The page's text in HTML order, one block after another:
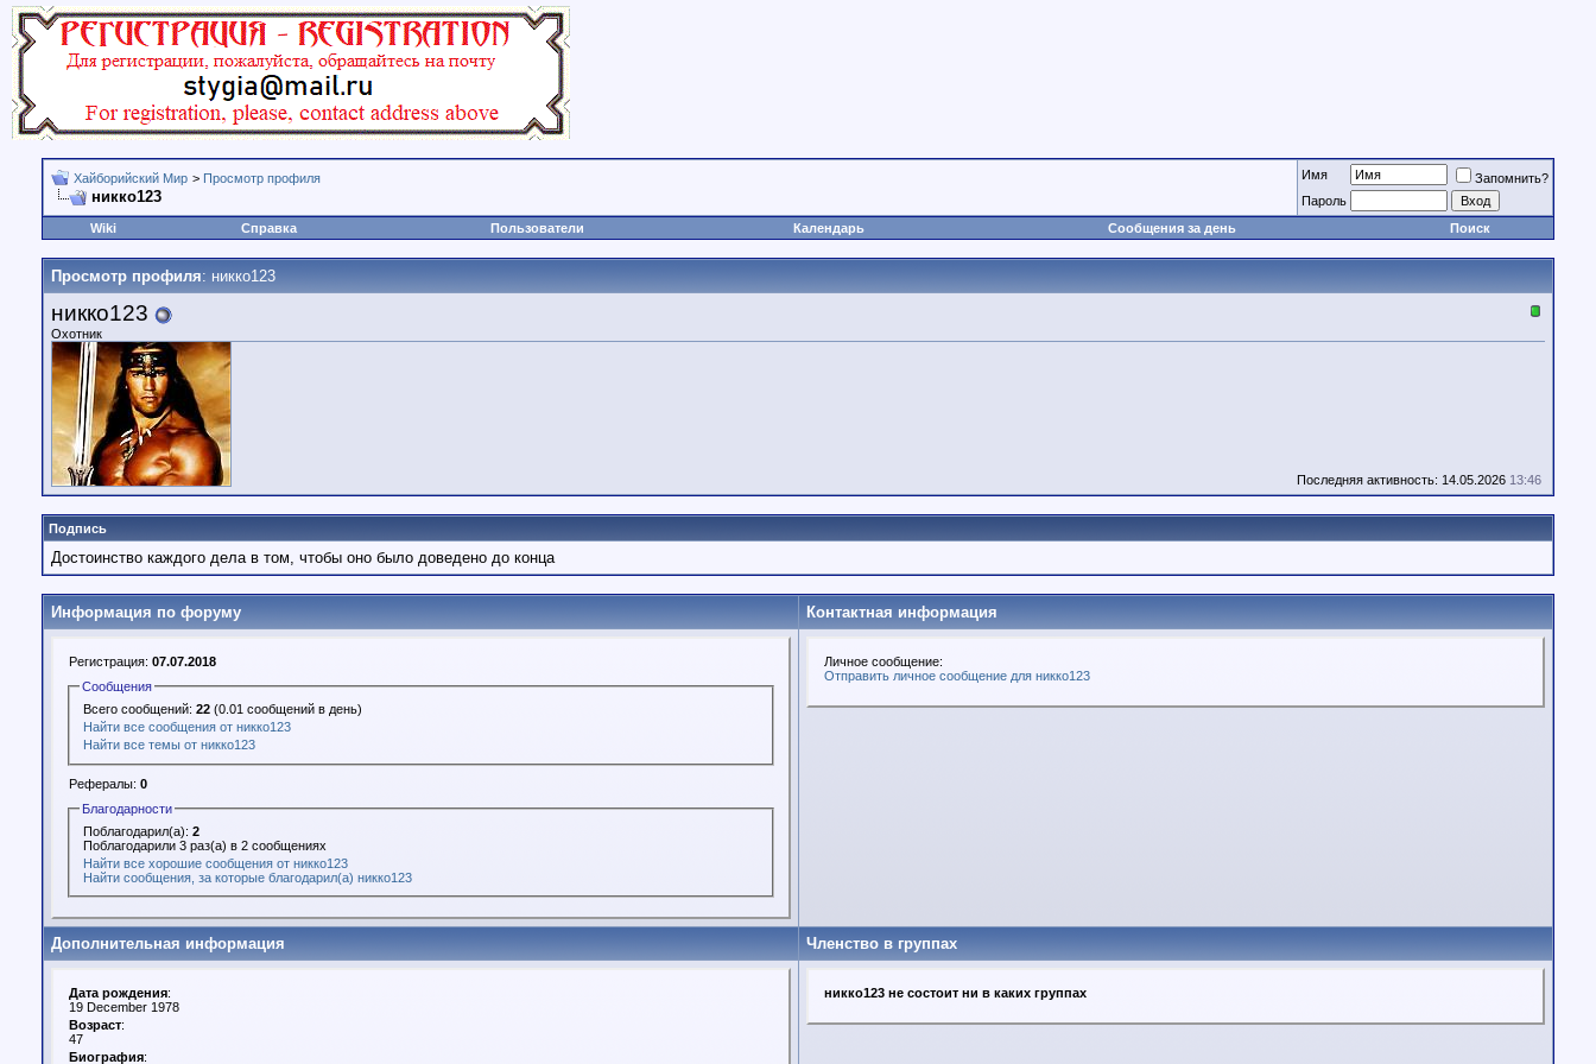
Хайборийский Мир > Просмотр профиля
никко123
Имя
Запомнить?
Пароль
Wiki
Справка Пользователи Календарь Сообщения за день Поиск
Просмотр профиля: никко123
никко123
Охотник
Последняя активность: 14.05.2026 13:46
Подпись
Достоинство каждого дела в том, чтобы оно было доведено до конца
Информация по форуму Контактная информация
Регистрация: 07.07.2018
Сообщения
Всего сообщений:22 (0.01 сообщений в день)
Найти все сообщения от никко123
Найти все темы от никко123
Рефералы: 0
Благодарности
Поблагодарил(а):2
Поблагодарили 3 раз(а) в 2 сообщениях
Найти все хорошие сообщения от никко123
Найти сообщения, за которые благодарил(а) никко123
Личное сообщение:
Отправить личное сообщение для никко123
Дополнительная информация Членство в группах
Дата рождения:
19 December 1978
Возраст:
47
Биография:
никко123 не состоит ни в каких группах